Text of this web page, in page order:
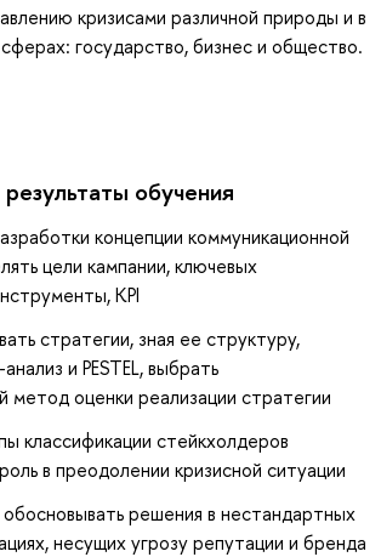
кризисами различной природы и в
государство, бизнес и общество.
обучения
концепции коммуникационной
цели кампании, ключевых
KPI
стратегии, зная ее структуру,
и PESTEL, выбрать
оценки реализации стратегии
классификации стейкхолдеров
в преодолении кризисной ситуации
решения в нестандартных
несущих угрозу репутации и бренда